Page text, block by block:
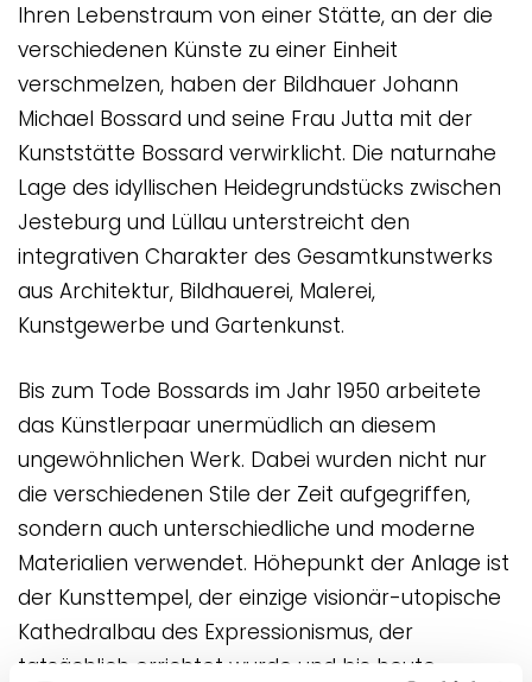
Ihren Lebenstraum von einer Stätte, an der die
verschiedenen Künste zu einer Einheit
verschmelzen, haben der Bildhauer Johann
Michael Bossard und seine Frau Jutta mit der
Kunststätte Bossard verwirklicht. Die naturnahe
Lage des idyllischen Heidegrundstücks zwischen
Jesteburg und Lüllau unterstreicht den
integrativen Charakter des Gesamtkunstwerks
aus Architektur, Bildhauerei, Malerei,
Kunstgewerbe und Gartenkunst.
Bis zum Tode Bossards im Jahr 1950 arbeitete
das Künstlerpaar unermüdlich an diesem
ungewöhnlichen Werk. Dabei wurden nicht nur
die verschiedenen Stile der Zeit aufgegriffen,
sondern auch unterschiedliche und moderne
Materialien verwendet. Höhepunkt der Anlage ist
der Kunsttempel, der einzige visionär-utopische
Kathedralbau des Expressionismus, der
tatsächlich errichtet wurde und bis heute